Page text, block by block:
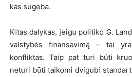
kas sugeba.
Kitas dalykas, jeigu politiko G.
valstybės finansavimą – tai
konfliktas. Taip pat turi būti
neturi būti taikomi dvigubi